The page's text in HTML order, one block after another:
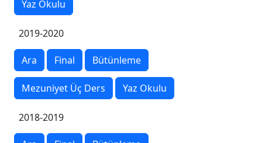
Yaz Okulu
2019-2020
Ara Final Bütünleme
Mezuniyet Üç Ders Yaz Okulu
2018-2019